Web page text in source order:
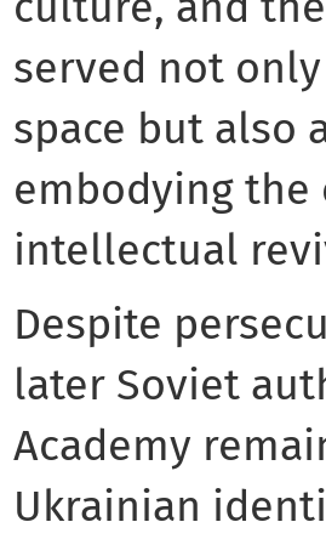
served not
space but also
embodying the
intellectual
Despite
later Soviet
Academy
Ukrainian